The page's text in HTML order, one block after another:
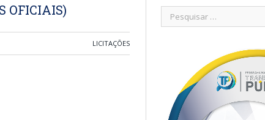
OFICIAIS)
LICITAÇÕES